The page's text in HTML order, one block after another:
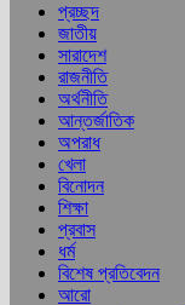
প্রচ্ছদ
জাতীয়
সারাদেশ
রাজনীতি
অর্থনীতি
আন্তর্জাতিক
অপরাধ
খেলা
বিনোদন
শিক্ষা
প্রবাস
ধর্ম
বিশেষ প্রতিবেদন
আরো